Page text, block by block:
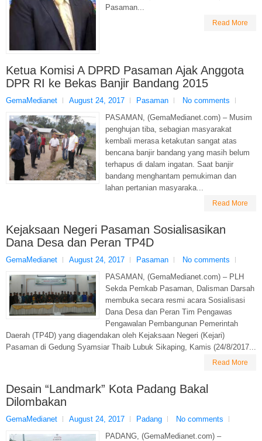
Pasaman...
Read More
Ketua Komisi A DPRD Pasaman Ajak Anggota
DPR RI ke Bekas Banjir Bandang 2015
GemaMedianet August 24, 2017 Pasaman
No comments
PASAMAN, (GemaMedianet.com) – Musim
penghujan tiba, sebagian masyarakat
kembali merasa ketakutan sangat atas
bencana banjir bandang yang masih belum
terhapus di dalam ingatan. Saat banjir
bandang menghantam pemukiman dan
lahan pertanian masyaraka...
Read More
Kejaksaan Negeri Pasaman Sosialisasikan
Dana Desa dan Peran TP4D
GemaMedianet August 24, 2017 Pasaman
No comments
PASAMAN, (GemaMedianet.com) – PLH
Sekda Pemkab Pasaman, Dalisman Darsah
membuka secara resmi acara Sosialisasi
Dana Desa dan Peran Tim Pengawas
Pengawalan Pembangunan Pemerintah
Daerah (TP4D) yang diagendakan oleh Kejaksaan Negeri (Kejari)
Pasaman di Gedung Syamsiar Thaib Lubuk Sikaping, Kamis (24/8/2017...
Read More
Desain “Landmark” Kota Padang Bakal
Dilombakan
GemaMedianet August 24, 2017 Padang
No comments
PADANG, (GemaMedianet.com) –